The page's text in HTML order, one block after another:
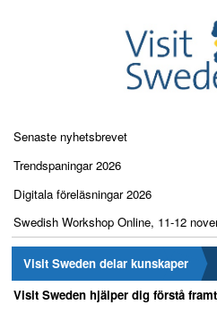
Senaste nyhetsbrevet
Trendspaningar 2026
Digitala föreläsningar 2026
Swedish Workshop Online, 11-12
Visit Sweden delar kunskaper
Visit Sweden hjälper dig förstå